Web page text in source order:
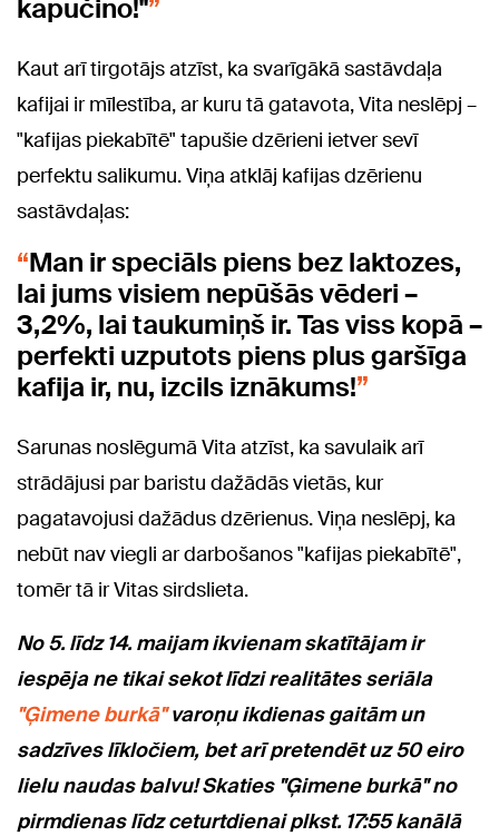
kapučino!"
Kaut arī tirgotājs atzīst, ka svarīgākā sastāvdaļa
kafijai ir mīlestība, ar kuru tā gatavota, Vita neslēpj –
"kafijas piekabītē" tapušie dzērieni ietver sevī
perfektu salikumu. Viņa atklāj kafijas dzērienu
sastāvdaļas:
Man ir speciāls piens bez laktozes,
lai jums visiem nepūšās vēderi –
3,2%, lai taukumiņš ir. Tas viss kopā –
perfekti uzputots piens plus garšīga
kafija ir, nu, izcils iznākums!
Sarunas noslēgumā Vita atzīst, ka savulaik arī
strādājusi par baristu dažādās vietās, kur
pagatavojusi dažādus dzērienus. Viņa neslēpj, ka
nebūt nav viegli ar darbošanos "kafijas piekabītē",
tomēr tā ir Vitas sirdslieta.
No 5. līdz 14. maijam ikvienam skatītājam ir
iespēja ne tikai sekot līdzi realitātes seriāla
"Ģimene burkā"varoņu ikdienas gaitām un
sadzīves līkločiem, bet arī pretendēt uz 50 eiro
lielu naudas balvu! Skaties "Ģimene burkā" no
pirmdienas līdz ceturtdienai plkst. 17:55 kanālā